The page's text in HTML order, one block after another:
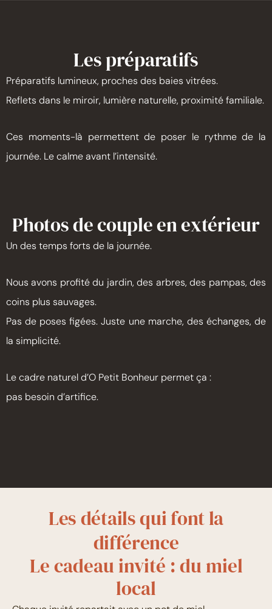
Les préparatifs
Préparatifs lumineux, proches des baies vitrées.
Reflets dans le miroir, lumière naturelle, proximité familiale.
Ces moments-là permettent de poser le rythme de la
journée. Le calme avant l’intensité.
Photos de couple en extérieur
Un des temps forts de la journée.
Nous avons profité du jardin, des arbres, des pampas, des
coins plus sauvages.
Pas de poses figées. Juste une marche, des échanges, de
la simplicité.
Le cadre naturel d’O Petit Bonheur permet ça :
pas besoin d’artifice.
Les détails qui font la
différence
Le cadeau invité : du miel
local